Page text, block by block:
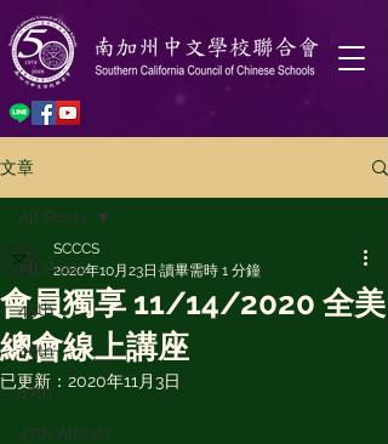
文章
All Posts
45th
46th
47th
47th Album
All Posts
會員獨享 11/14/2020 全美
總會線上講座
SCCCS
2020年10月23日 讀畢需時 1 分鐘
已更新： 2020年11月3日